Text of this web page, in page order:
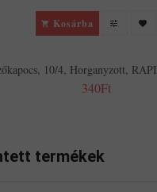
Kosárba
10/4, Horganyzott,
340Ft
termékek